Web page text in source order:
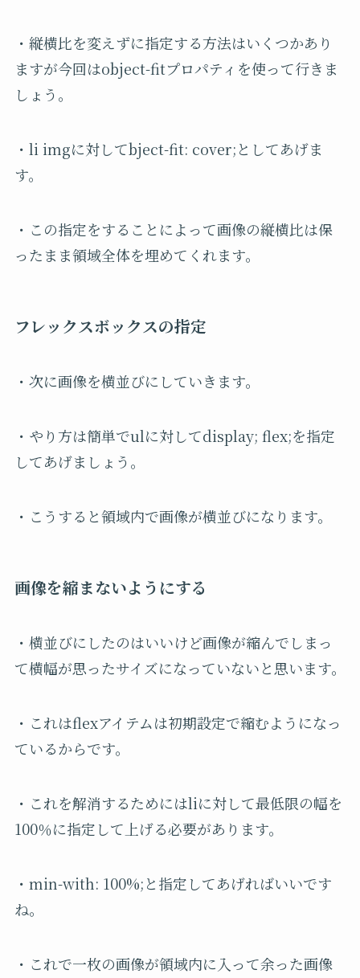
・縦横比を変えずに指定する方法はいくつかあり
ますが今回はobject-fitプロパティを使って行きま
しょう。
・li imgに対してbject-fit: cover;としてあげま
す。
・この指定をすることによって画像の縦横比は保
ったまま領域全体を埋めてくれます。
フレックスボックスの指定
・次に画像を横並びにしていきます。
・やり方は簡単でulに対してdisplay; flex;を指定
してあげましょう。
・こうすると領域内で画像が横並びになります。
画像を縮まないようにする
・横並びにしたのはいいけど画像が縮んでしまっ
て横幅が思ったサイズになっていないと思います。
・これはflexアイテムは初期設定で縮むようになっ
ているからです。
・これを解消するためにはliに対して最低限の幅を
100％に指定して上げる必要があります。
・min-with: 100%;と指定してあげればいいです
ね。
・これで一枚の画像が領域内に入って余った画像